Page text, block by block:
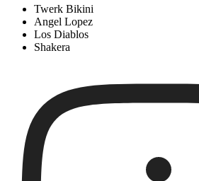
Twerk Bikini
Angel Lopez
Los Diablos
Shakera